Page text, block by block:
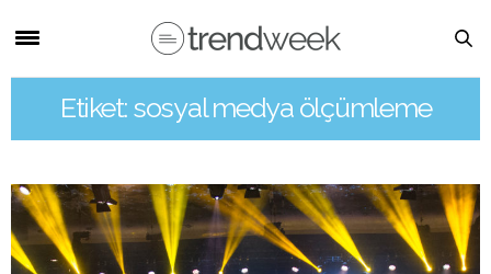
Etiket: sosyal medya ölçümleme